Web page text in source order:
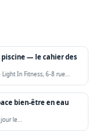
piscine — le cahier des
In Fitness, 6-8 rue…
bien-être en eau
le…